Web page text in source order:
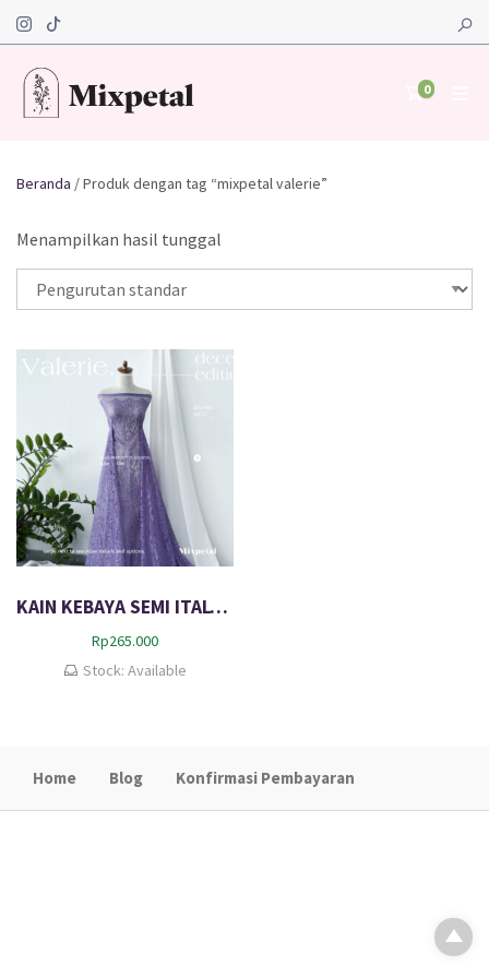
0
Beranda / Produk dengan tag “mixpetal valerie”
Menampilkan hasil tunggal
KAIN KEBAYA SEMI ITALY VALERIE (3 METER)
Rp265.000
Stock: Available
Home Blog Konfirmasi Pembayaran